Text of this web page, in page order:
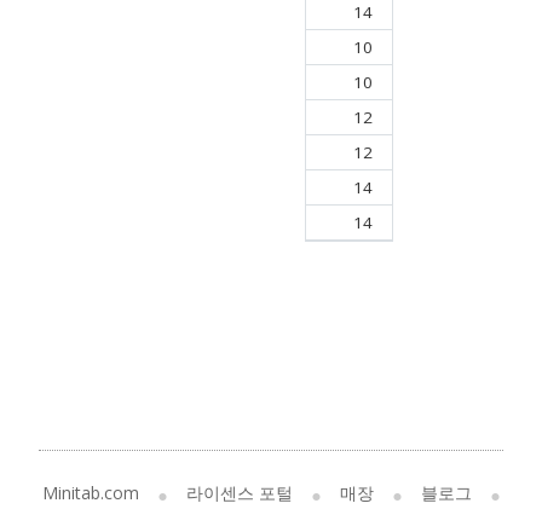
14
10
10
12
12
14
14
Minitab.com 라이센스 포털 매장 블로그